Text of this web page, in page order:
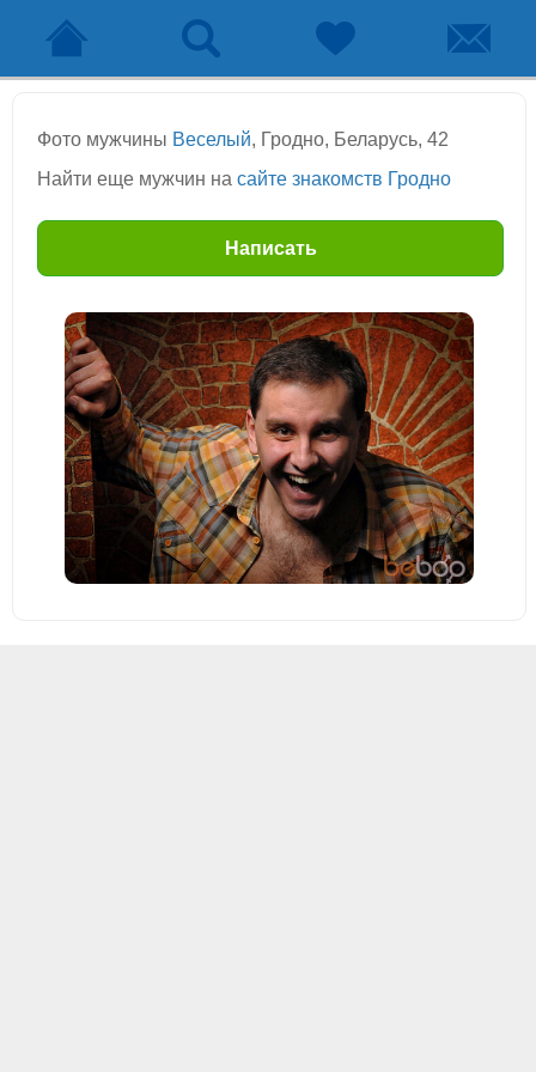
Фото мужчины Веселый, Гродно, Беларусь, 42
Найти еще мужчин на сайте знакомств Гродно
Написать